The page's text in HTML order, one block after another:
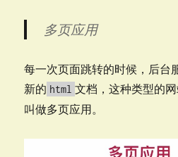
前
端
渲
染
之
多页应用
每一次页面跳转的时候，后台
新的 html 文档，这种类型的
叫做多页应用。